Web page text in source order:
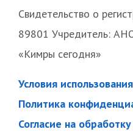
Свидетельство о
89801 Учредитель:
«Кимры сегодня»
Условия
Политика
Согласие на